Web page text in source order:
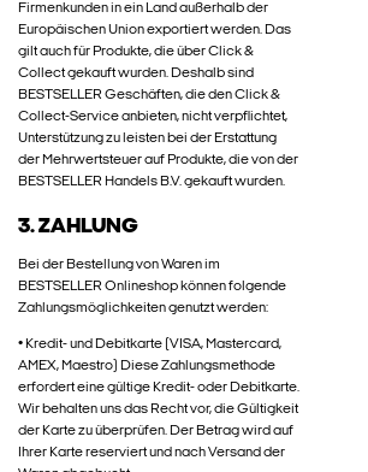
Firmenkunden in ein Land außerhalb der
Europäischen Union exportiert werden. Das
gilt auch für Produkte, die über Click &
Collect gekauft wurden. Deshalb sind
BESTSELLER Geschäften, die den Click &
Collect-Service anbieten, nicht verpflichtet,
Unterstützung zu leisten bei der Erstattung
der Mehrwertsteuer auf Produkte, die von der
BESTSELLER Handels B.V. gekauft wurden.
3. ZAHLUNG
Bei der Bestellung von Waren im
BESTSELLER Onlineshop können folgende
Zahlungsmöglichkeiten genutzt werden:
• Kredit- und Debitkarte (VISA, Mastercard,
AMEX, Maestro) Diese Zahlungsmethode
erfordert eine gültige Kredit- oder Debitkarte.
Wir behalten uns das Recht vor, die Gültigkeit
der Karte zu überprüfen. Der Betrag wird auf
Ihrer Karte reserviert und nach Versand der